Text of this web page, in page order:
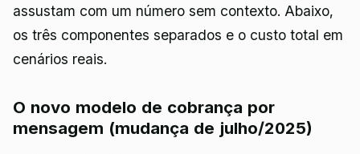
assustam com um número sem contexto. Abaixo,
os três componentes separados e o custo total em
cenários reais.
O novo modelo de cobrança por
mensagem (mudança de julho/2025)